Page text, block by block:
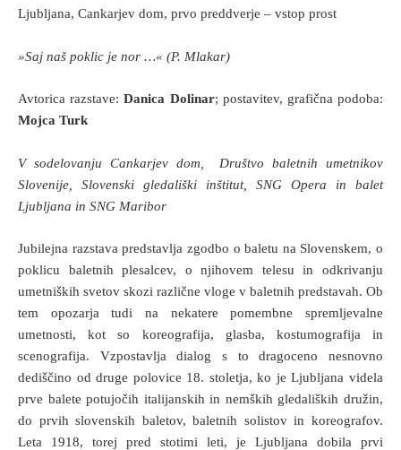
Ljubljana, Cankarjev dom, prvo preddverje – vstop prost
»Saj naš poklic je nor …« (P. Mlakar)
Avtorica razstave:Danica Dolinar; postavitev, grafična podoba:
Mojca Turk
V sodelovanju Cankarjev dom, Društvo baletnih umetnikov
Slovenije, Slovenski gledališki inštitut, SNG Opera in balet
Ljubljana in SNG Maribor
Jubilejna razstava predstavlja zgodbo o baletu na Slovenskem, o
poklicu baletnih plesalcev, o njihovem telesu in odkrivanju
umetniških svetov skozi različne vloge v baletnih predstavah. Ob
tem opozarja tudi na nekatere pomembne spremljevalne
umetnosti, kot so koreografija, glasba, kostumografija in
scenografija. Vzpostavlja dialog s to dragoceno nesnovno
dediščino od druge polovice 18. stoletja, ko je Ljubljana videla
prve balete potujočih italijanskih in nemških gledaliških družin,
do prvih slovenskih baletov, baletnih solistov in koreografov.
Leta 1918, torej pred stotimi leti, je Ljubljana dobila prvi